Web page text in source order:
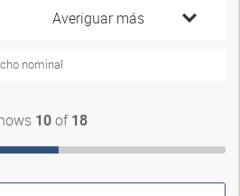
Averiguar más
nominal
10of 18